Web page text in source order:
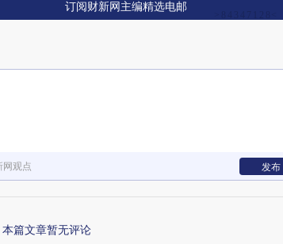
订阅财新网主编精选电邮
网观点 发布
本篇文章暂无评论